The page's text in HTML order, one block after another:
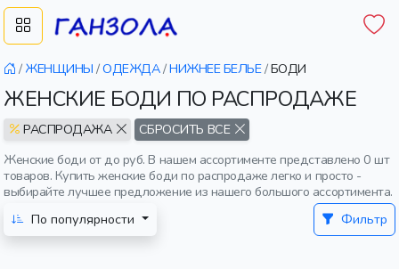
/ ЖЕНЩИНЫ /ОДЕЖДА/НИЖНЕЕ БЕЛЬЕ/БОДИ
ЖЕНСКИЕ БОДИ ПО РАСПРОДАЖЕ
РАСПРОДАЖА
СБРОСИТЬ ВСЕ
Женские боди от до руб. В нашем ассортименте представлено 0 шт
товаров. Купить женские боди по распродаже легко и просто -
выбирайте лучшее предложение из нашего большого ассортимента.
По популярности
Фильтр